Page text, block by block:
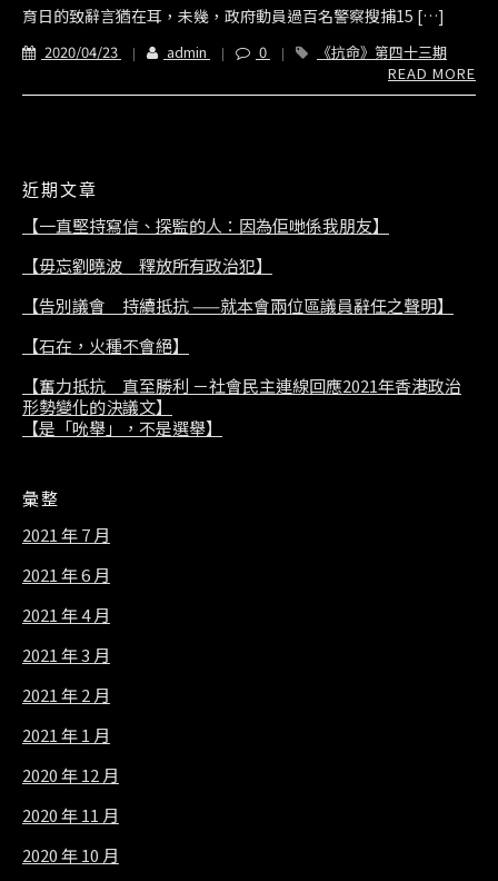
育日的致辭言猶在耳，未幾，政府動員過百名警察搜捕15 […]
2020/04/23 admin 0
《抗命》第四十三期
READ MORE
近期文章
【一直堅持寫信、探監的人：因為佢哋係我朋友】
【毋忘劉曉波 釋放所有政治犯】
【告別議會 持續抵抗 ——就本會兩位區議員辭任之聲明】
【石在，火種不會絕】
【奮力抵抗 直至勝利 －社會民主連線回應2021年香港政治
形勢變化的決議文】
【是「吮舉」，不是選舉】
彙整
2021 年 7 月
2021 年 6 月
2021 年 4 月
2021 年 3 月
2021 年 2 月
2021 年 1 月
2020 年 12 月
2020 年 11 月
2020 年 10 月